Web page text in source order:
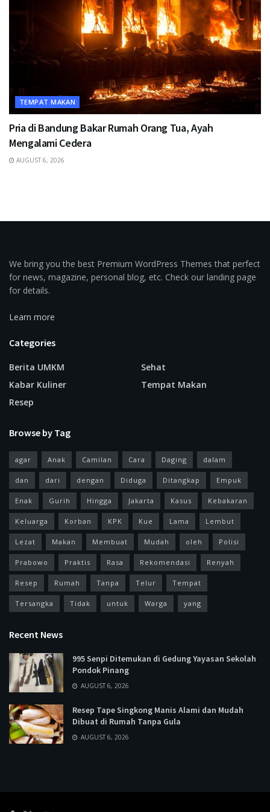
TEMPAT MAKAN
Pria di Bandung Bakar Rumah Orang Tua, Ayah
Mengalami Cedera
AUGUST 6, 2026
We bring you the best Premium WordPress Themes that perfect
for news, magazine, personal blog, etc. Check our landing page
for details.
Learn more
Categories
Berita UMKM
Kabar Kuliner
Resep
Sehat
Tempat Makan
Browse by Tag
agar Anak Camilan Cara Daging dalam
dan dari dengan Diduga Ditangkap Empuk
Enak Gurih Hingga Jakarta Kasus Kebakaran
Keluarga Korban KPK Kue Lama Lembut
Lezat Makan Membuat Mudah oleh Polisi
Prabowo Praktis Rasa Rekomendasi Renyah
Resep Rumah Tanpa Telur Tempat
Tersangka Tidak untuk Warga yang
Recent News
995 Senpi Ditemukan di Gedung Yayasan Sekolah
Pondok Pinang
AUGUST 6, 2026
Resep Tape Singkong Manis Alami dan Mudah
Dibuat di Rumah Tanpa Gula
AUGUST 6, 2026